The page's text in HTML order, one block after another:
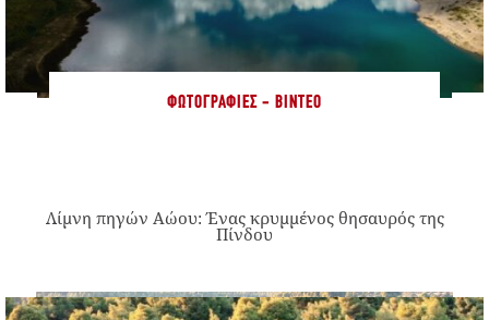
ΦΩΤΟΓΡΑΦΊΕΣ - ΒΊΝΤΕΟ
Λίμνη πηγών Αώου: Ένας κρυμμένος θησαυρός της
Πίνδου